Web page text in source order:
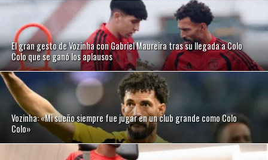
El gran gesto de Vozinha con Gabriel Maureira tras su llegada a Colo
Colo que se ganó los aplausos
Vozinha: «Mi sueño siempre fue jugar en un club grande como Colo
Colo»